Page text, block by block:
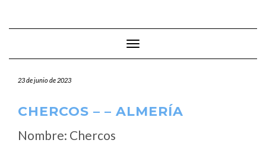
Cambiar modo de navegación
23 de junio de 2023
CHERCOS – – ALMERÍA
Nombre: Chercos